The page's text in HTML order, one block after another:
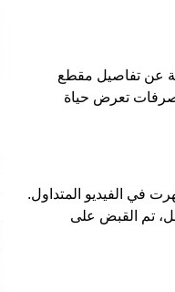
عن تفاصيل مقطع
تعرض حياة
في الفيديو المتداول.
تم القبض على